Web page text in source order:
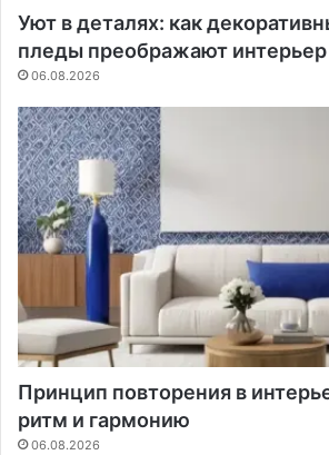
Уют в деталях: как
пледы преображают интерьер
06.08.2026
Принцип повторения в
ритм и гармонию
06.08.2026